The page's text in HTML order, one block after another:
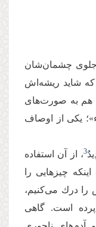
جلوی چشمان‌شان
شاید ریشه‌‌اش
هم به صورت‌های
یكی از اوصاف
3، از آن استفاده
چیزهایی را
را درك می‌‌كنیم،
است. گاهی